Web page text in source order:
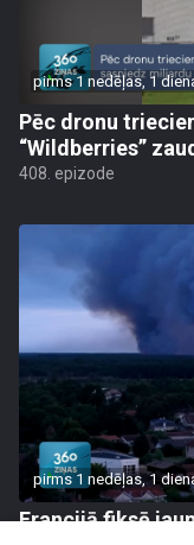
pirms 1 nedēļas, 1
Pēc dronu
“Wildberries”
408. epizode
pirms 1 nedēļas, 1
Francijā fiksē